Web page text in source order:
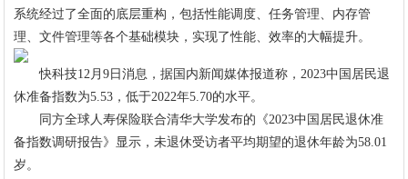
系统经过了全面的底层重构，包括性能调度、任务管理、内存管
理、文件管理等各个基础模块，实现了性能、效率的大幅提升。
快科技12月9日消息，据国内新闻媒体报道称，2023中国居民退
休准备指数为5.53，低于2022年5.70的水平。
同方全球人寿保险联合清华大学发布的《2023中国居民退休准
备指数调研报告》显示，未退休受访者平均期望的退休年龄为58.01
岁。